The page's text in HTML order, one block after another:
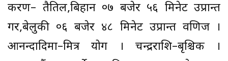
करण– तैतिल,बिहान ०७ बजेर ५६ मिनेट उप्रान्त
गर,बेलुकी ०६ बजेर ४८ मिनेट उप्रान्त वणिज ।
आनन्दादिमा–मित्र योग । चन्द्रराशि–बृश्चिक ।